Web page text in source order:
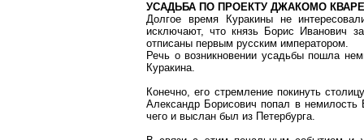
УСАДЬБА ПО ПРОЕКТУ ДЖАКОМО
Долгое время Куракины не
исключают, что князь Борис Иванович
отписаны первым русским императором.
Речь о возникновении усадьбы пошла
Куракина.
Конечно, его стремление покинуть
Александр Борисович попал в
чего и выслан был из Петербурга.